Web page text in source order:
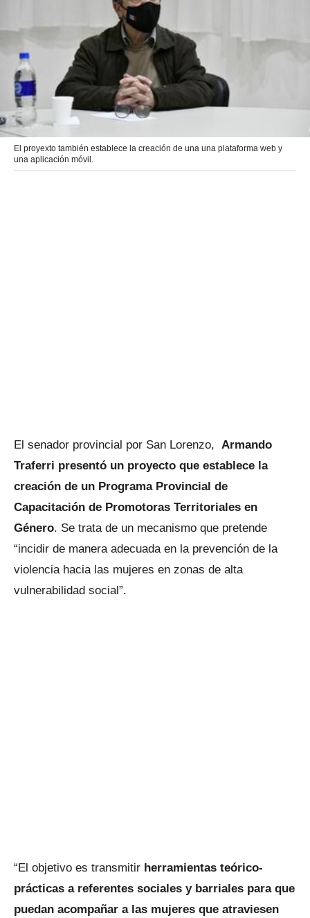
El proyexto también establece la creación de una una plataforma web y
una aplicación móvil.
El senador provincial por San Lorenzo, Armando
Traferri presentó un proyecto que establece la
creación de un Programa Provincial de
Capacitación de Promotoras Territoriales en
Género. Se trata de un mecanismo que pretende
“incidir de manera adecuada en la prevención de la
violencia hacia las mujeres en zonas de alta
vulnerabilidad social”.
“El objetivo es transmitir herramientas teórico-
prácticas a referentes sociales y barriales para que
puedan acompañar a las mujeres que atraviesen